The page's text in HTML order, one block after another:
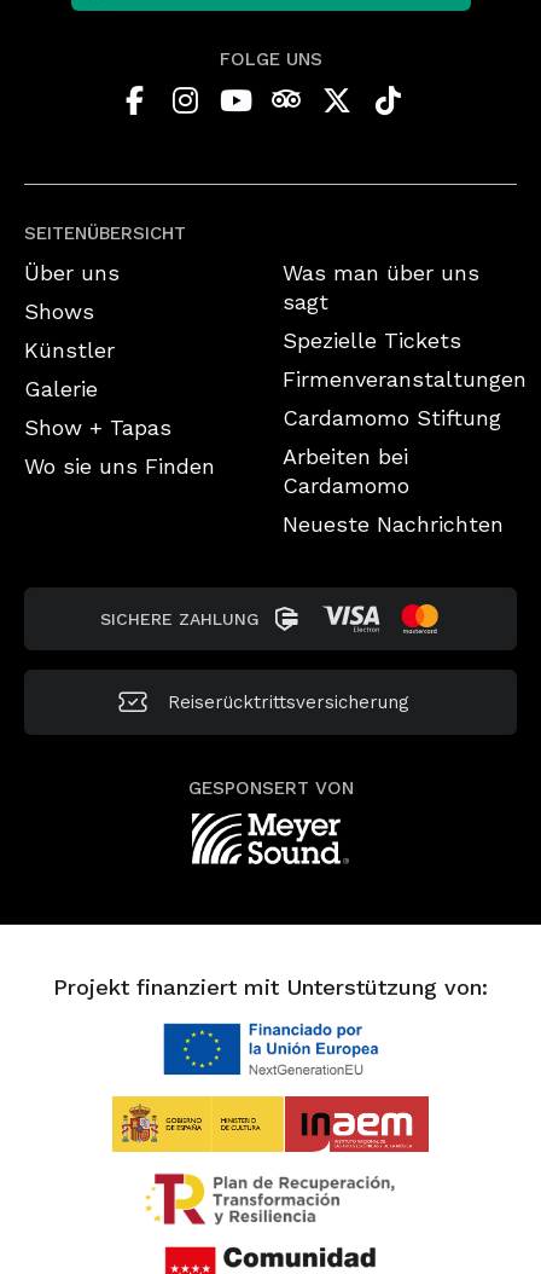
SEITENÜBERSICHT
Über uns
Shows
Künstler
Galerie
Show + Tapas
Wo sie uns Finden
Was man über uns
sagt
Spezielle Tickets
Firmenveranstaltungen
Cardamomo Stiftung
Arbeiten bei
Cardamomo
Neueste Nachrichten
FOLGE UNS
SICHERE ZAHLUNG
Reiserücktrittsversicherung
GESPONSERT VON
Projekt finanziert mit Unterstützung von: